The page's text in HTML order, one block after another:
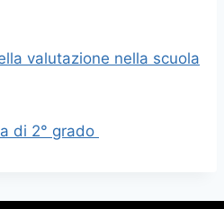
valutazione nella scuola
di 2° grado